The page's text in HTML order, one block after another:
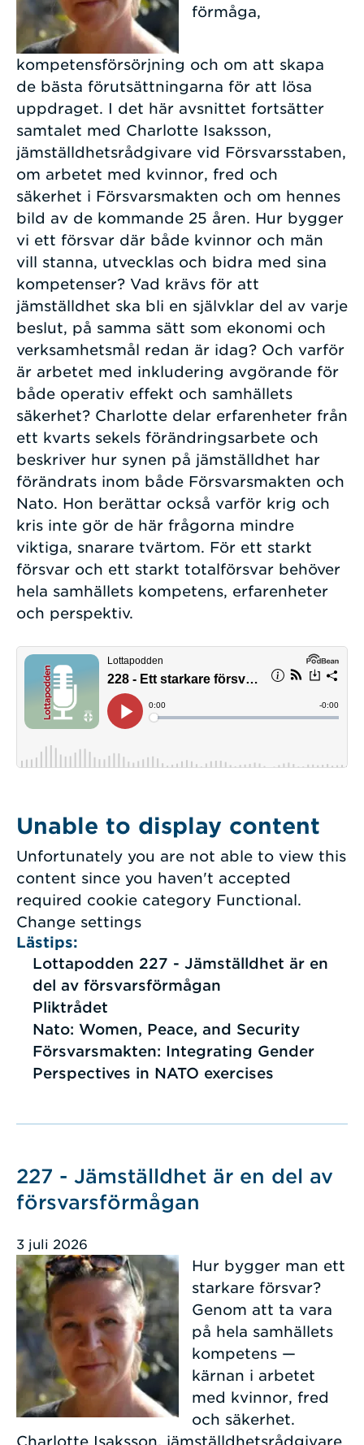
förmåga,
kompetensförsörjning och om att skapa
de bästa förutsättningarna för att lösa
uppdraget. I det här avsnittet fortsätter
samtalet med Charlotte Isaksson,
jämställdhetsrådgivare vid Försvarsstaben,
om arbetet med kvinnor, fred och
säkerhet i Försvarsmakten och om hennes
bild av de kommande 25 åren. Hur bygger
vi ett försvar där både kvinnor och män
vill stanna, utvecklas och bidra med sina
kompetenser? Vad krävs för att
jämställdhet ska bli en självklar del av varje
beslut, på samma sätt som ekonomi och
verksamhetsmål redan är idag? Och varför
är arbetet med inkludering avgörande för
både operativ effekt och samhällets
säkerhet? Charlotte delar erfarenheter från
ett kvarts sekels förändringsarbete och
beskriver hur synen på jämställdhet har
förändrats inom både Försvarsmakten och
Nato. Hon berättar också varför krig och
kris inte gör de här frågorna mindre
viktiga, snarare tvärtom. För ett starkt
försvar och ett starkt totalförsvar behöver
hela samhällets kompetens, erfarenheter
och perspektiv.
Unable to display content
Unfortunately you are not able to view this
content since you haven't accepted
required cookie category Functional.
Change settings
Lästips:
Lottapodden 227 - Jämställdhet är en
del av försvarsförmågan
Pliktrådet
Nato: Women, Peace, and Security
Försvarsmakten: Integrating Gender
Perspectives in NATO exercises
227 - Jämställdhet är en del av
försvarsförmågan
3 juli 2026
Hur bygger man ett
starkare försvar?
Genom att ta vara
på hela samhällets
kompetens —
kärnan i arbetet
med kvinnor, fred
och säkerhet.
Charlotte Isaksson, jämställdhetsrådgivare